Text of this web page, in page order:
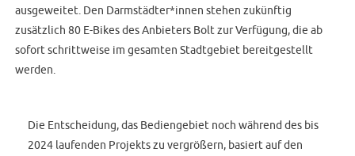
ausgeweitet. Den Darmstädter*innen stehen zukünftig
zusätzlich 80 E-Bikes des Anbieters Bolt zur Verfügung, die ab
sofort schrittweise im gesamten Stadtgebiet bereitgestellt
werden.
Die Entscheidung, das Bediengebiet noch während des bis
2024 laufenden Projekts zu vergrößern, basiert auf den